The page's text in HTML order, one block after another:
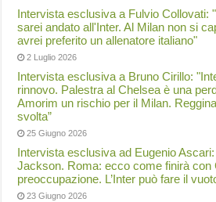
Intervista esclusiva a Fulvio Collovati:
sarei andato all'Inter. Al Milan non si
avrei preferito un allenatore italiano"
2 Luglio 2026
Intervista esclusiva a Bruno Cirillo:
rinnovo. Palestra al Chelsea è una
Amorim un rischio per il Milan.
svolta”
25 Giugno 2026
Intervista esclusiva ad Eugenio
Jackson. Roma: ecco come finirà con
preoccupazione. L’Inter può fare il
23 Giugno 2026